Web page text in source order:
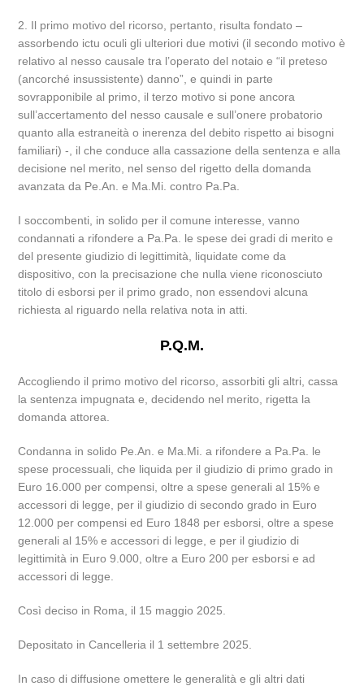
2. Il primo motivo del ricorso, pertanto, risulta fondato –
assorbendo ictu oculi gli ulteriori due motivi (il secondo motivo è
relativo al nesso causale tra l’operato del notaio e “il preteso
(ancorché insussistente) danno”, e quindi in parte
sovrapponibile al primo, il terzo motivo si pone ancora
sull’accertamento del nesso causale e sull’onere probatorio
quanto alla estraneità o inerenza del debito rispetto ai bisogni
familiari) -, il che conduce alla cassazione della sentenza e alla
decisione nel merito, nel senso del rigetto della domanda
avanzata da Pe.An. e Ma.Mi. contro Pa.Pa.
I soccombenti, in solido per il comune interesse, vanno
condannati a rifondere a Pa.Pa. le spese dei gradi di merito e
del presente giudizio di legittimità, liquidate come da
dispositivo, con la precisazione che nulla viene riconosciuto
titolo di esborsi per il primo grado, non essendovi alcuna
richiesta al riguardo nella relativa nota in atti.
P.Q.M.
Accogliendo il primo motivo del ricorso, assorbiti gli altri, cassa
la sentenza impugnata e, decidendo nel merito, rigetta la
domanda attorea.
Condanna in solido Pe.An. e Ma.Mi. a rifondere a Pa.Pa. le
spese processuali, che liquida per il giudizio di primo grado in
Euro 16.000 per compensi, oltre a spese generali al 15% e
accessori di legge, per il giudizio di secondo grado in Euro
12.000 per compensi ed Euro 1848 per esborsi, oltre a spese
generali al 15% e accessori di legge, e per il giudizio di
legittimità in Euro 9.000, oltre a Euro 200 per esborsi e ad
accessori di legge.
Così deciso in Roma, il 15 maggio 2025.
Depositato in Cancelleria il 1 settembre 2025.
In caso di diffusione omettere le generalità e gli altri dati